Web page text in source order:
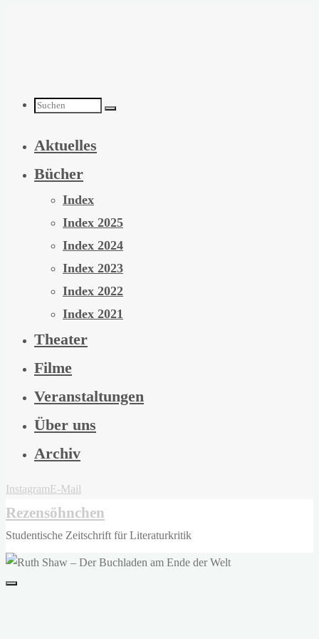
Suchen
nach:
Aktuelles
Bücher
Index
Index 2025
Index 2024
Index 2023
Index 2022
Index 2021
Theater
Filme
Veranstaltungen
Über uns
Archiv
InstagramE-Mail
Rezensöhnchen
Studentische Zeitschrift für Literaturkritik